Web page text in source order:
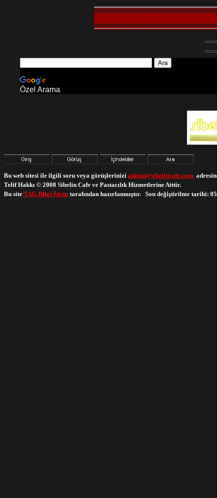
Özel Arama
Bu web sitesi ile ilgili soru veya görüşlerinizi admin@sibelincafe.com
Telif Hakkı © 2008 Sibelin Cafe ve Pastacılık Hizmetlerine Aittir.
Bu site TAG Bilgi İşlem tarafından hazırlanmıştır. Son değiştirilme tarihi: